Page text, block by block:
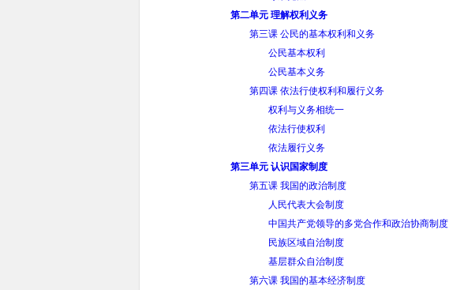
第二单元 理解权利义务
第三课 公民的基本权利和义务
公民基本权利
公民基本义务
第四课 依法行使权利和履行义务
权利与义务相统一
依法行使权利
依法履行义务
第三单元 认识国家制度
第五课 我国的政治制度
人民代表大会制度
中国共产党领导的多党合作和政治协商制度
民族区域自治制度
基层群众自治制度
第六课 我国的基本经济制度